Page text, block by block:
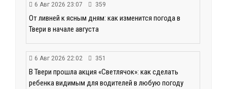
6 Авг 2026 23:07 359
От ливней к ясным дням: как изменится погода в
Твери в начале августа
6 Авг 2026 22:02 351
В Твери прошла акция «Светлячок»: как сделать
ребенка видимым для водителей в любую погоду